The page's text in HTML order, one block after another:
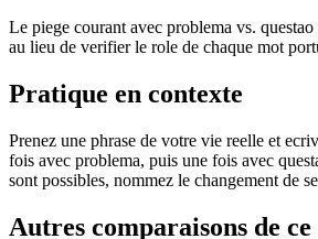
Le piege courant avec problema vs.
au lieu de verifier le role de chaque mot
Pratique en contexte
Prenez une phrase de votre vie reelle et
fois avec problema, puis une fois avec
sont possibles, nommez le changement de
Autres comparaisons de